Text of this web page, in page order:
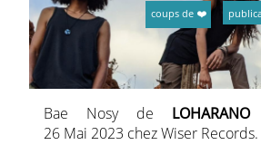
coups de ❤️
Bae Nosy de LOHARANO
26 Mai 2023 chez Wiser Records.